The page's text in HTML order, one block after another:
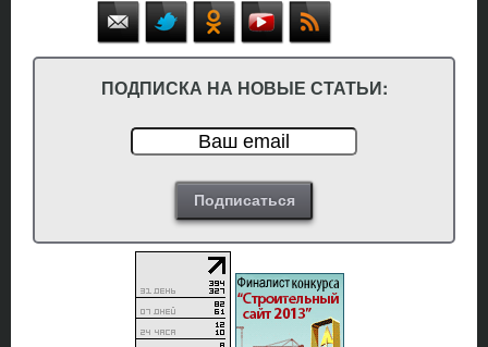
ПОДПИСКА НА НОВЫЕ СТАТЬИ: